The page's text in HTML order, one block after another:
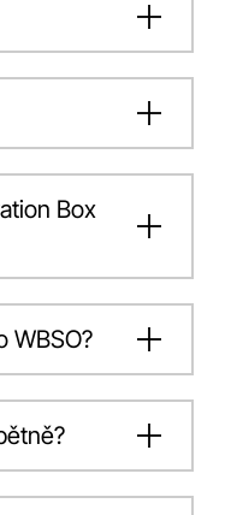
Box
WBSO?